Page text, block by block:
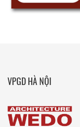
VPGD HÀ NỘI